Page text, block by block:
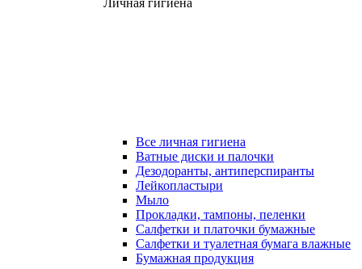
Личная гигиена
Все личная гигиена
Ватные диски и палочки
Дезодоранты, антиперспиранты
Лейкопластыри
Мыло
Прокладки, тампоны, пеленки
Салфетки и платочки бумажные
Салфетки и туалетная бумага влажные
Бумажная продукция